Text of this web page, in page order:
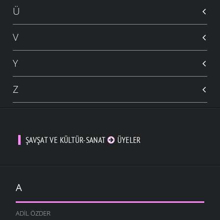
Ü
V
Y
Z
ŞAVŞAT VE KÜLTÜR-SANAT ÜYELER
A
ADIL ÖZDER